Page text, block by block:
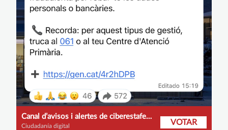
Canal d’avisos i alertes de ciberestafes per web i xarxes socials
Ciudadanía digital VOTAR